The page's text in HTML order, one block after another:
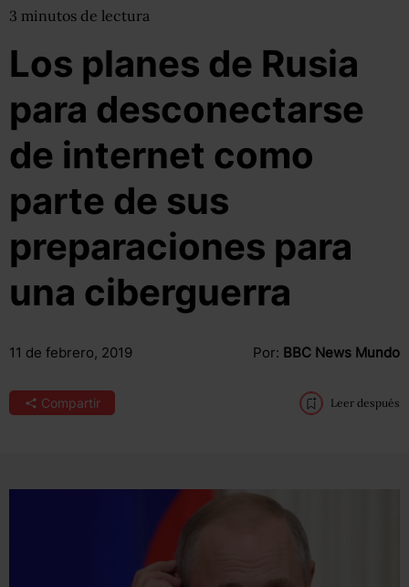
3 minutos de lectura
Los planes de Rusia
para desconectarse
de internet como
parte de sus
preparaciones para
una ciberguerra
11 de febrero, 2019 Por: BBC News Mundo
Compartir Leer después